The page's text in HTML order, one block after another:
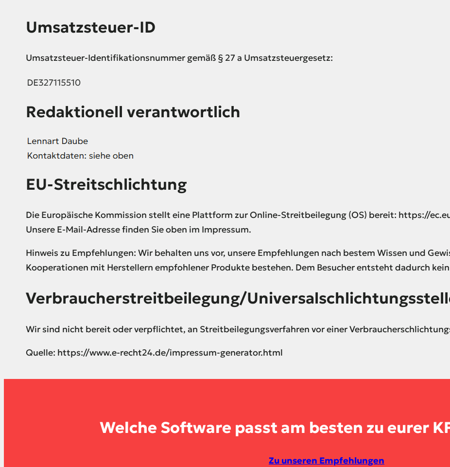
Umsatzsteuer-ID
Umsatzsteuer-Identifikationsnummer gemäß § 27 a Umsatzsteuergesetz:
Redaktionell verantwortlich
EU-Streitschlichtung
Die Europäische Kommission stellt eine Plattform zur Online-Streitbeilegung (OS) bereit: https://
Unsere E-Mail-Adresse finden Sie oben im Impressum.
Hinweis zu Empfehlungen: Wir behalten uns vor, unsere Empfehlungen nach bestem Wissen und
Kooperationen mit Herstellern empfohlener Produkte bestehen. Dem Besucher entsteht dadurch
Verbraucher­streit­beilegung/
Wir sind nicht bereit oder verpflichtet, an Streitbeilegungsverfahren vor einer
Quelle: https://www.e-recht24.de/impressum-generator.html
Welche Software passt am besten zu eurer
Zu unseren Empfehlungen